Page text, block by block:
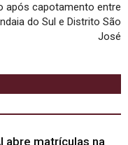
após capotamento entre
do Sul e Distrito São
José
abre matrículas na